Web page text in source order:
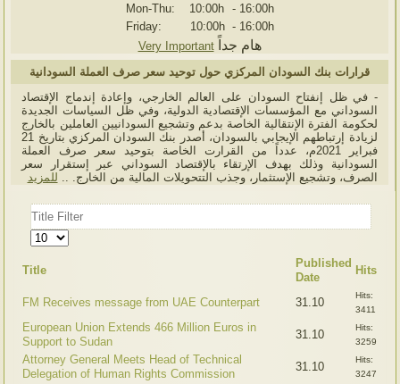
Mon-Thu: 10:00h - 16:00h
Friday: 10:00h - 16:00h
Very Important
هام جداً
قرارات بنك السودان المركزي حول توحيد سعر صرف العملة السودانية
- في ظل إنفتاح السودان على العالم الخارجي، وإعادة إندماج الإقتصاد
السوداني مع المؤسسات الإقتصادية الدولية، وفي ظل السياسات الجديدة
لحكومة الفترة الإنتقالية الخاصة بدعم وتشجيع السودانيين العاملين بالخارج
لزيادة إرتباطهم الإيجابي بالسودان، أصدر بنك السودان المركزي بتاريخ 21
فبراير 2021م، عدداً من القرارت الخاصة بتوحيد سعر صرف العملة
السودانية وذلك بهدف الإرتقاء بالإقتصاد السوداني عبر إستقرار سعر
الصرف، وتشجيع الإستثمار، وجذب التتحويلات المالية من الخارج. .. للمزيد
Title
Filter
Display
#
Title
Published
Date
Hits
FM Receives message from UAE Counterpart 31.10
Hits:
3411
European Union Extends 466 Million Euros in
Support to Sudan
31.10
Hits:
3259
Attorney General Meets Head of Technical
Delegation of Human Rights Commission
31.10
Hits:
3247